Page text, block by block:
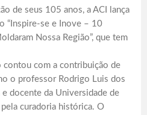
de seus 105 anos, a ACI lança
“Inspire-se e Inove – 10
Nossa Região”, que tem
contou com a contribuição de
o professor Rodrigo Luis dos
docente da Universidade de
curadoria histórica. O